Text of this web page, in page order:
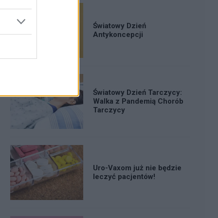
Światowy Dzień
Antykoncepcji
Światowy Dzień Tarczycy:
Walka z Pandemią Chorób
Tarczycy
Uro-Vaxom już nie będzie
leczyć pacjentów!